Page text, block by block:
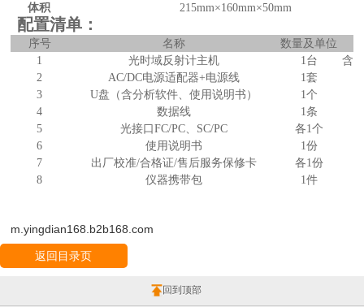
体积
215mm×160mm×50mm
配置清单：
序号 名称 数量及单位
1
光时域反射计主机 1 台
含
2
AC/DC电源适配器+电源线 1 套
3
U盘（含分析软件、使用说明书） 1 个
4
数据线 1 条
5
光接口FC/PC SC/PC 各1 个
6
使用说明书 1 份
7
出厂校准/合格证/售后服务保修卡 各1 份
8
仪器携带包 1 件
m.yingdian168.b2b168.com
返回目录页
回到顶部